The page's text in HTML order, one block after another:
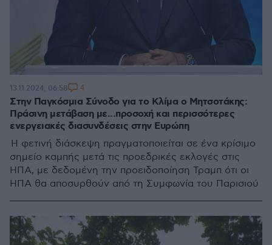
Στην Παγκόσμια Σύνοδο για το Κλίμα ο Μητσοτάκης:
Πράσινη μετάβαση με...προσοχή και περισσότερες
ενεργειακές διασυνδέσεις στην Ευρώπη
Η φετινή διάσκεψη πραγματοποιείται σε ένα κρίσιμο
σημείο καμπής μετά τις προεδρικές εκλογές στις
ΗΠΑ, με δεδομένη την προειδοποίηση Τραμπ ότι οι
ΗΠΑ θα αποσυρθούν από τη Συμφωνία του Παρισιού
13.11.2024, 06:58 4